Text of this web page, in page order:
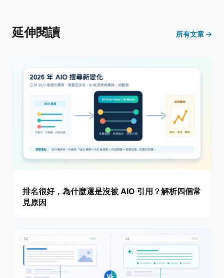
延伸閱讀 所有文章 →
排名很好，為什麼還是沒被 AIO 引用？解析四個常
見原因